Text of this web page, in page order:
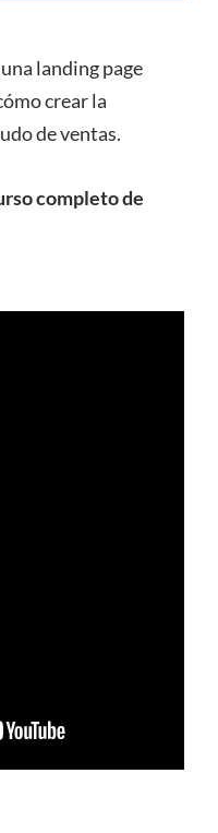
landing page
crear la
de ventas.
completo de